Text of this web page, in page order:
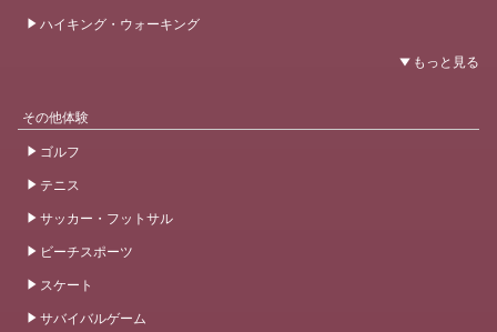
ハイキング・ウォーキング
その他体験
ゴルフ
テニス
サッカー・フットサル
ビーチスポーツ
スケート
サバイバルゲーム